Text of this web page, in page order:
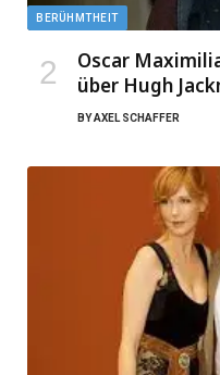
BERÜHMTHEIT
Oscar
über Hugh
BYAXEL SCHAFFER